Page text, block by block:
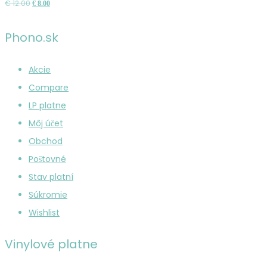
košíka
€12.00Pôvodná
€ 8.00Aktuálna
je:
Phono.sk
Akcie
Compare
LP platne
Môj účet
Obchod
Poštovné
Stav platní
Súkromie
Wishlist
Vinylové platne